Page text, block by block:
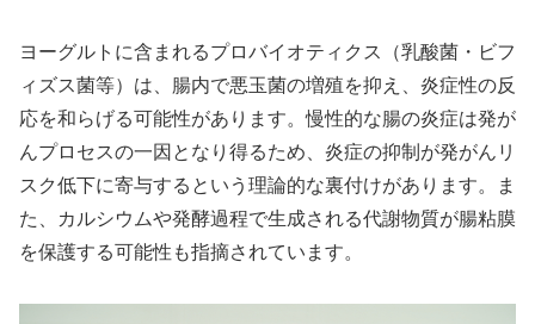
ヨーグルトに含まれるプロバイオティクス（乳酸菌・ビフ
ィズス菌等）は、腸内で悪玉菌の増殖を抑え、炎症性の反
応を和らげる可能性があります。慢性的な腸の炎症は発が
んプロセスの一因となり得るため、炎症の抑制が発がんリ
スク低下に寄与するという理論的な裏付けがあります。ま
た、カルシウムや発酵過程で生成される代謝物質が腸粘膜
を保護する可能性も指摘されています。